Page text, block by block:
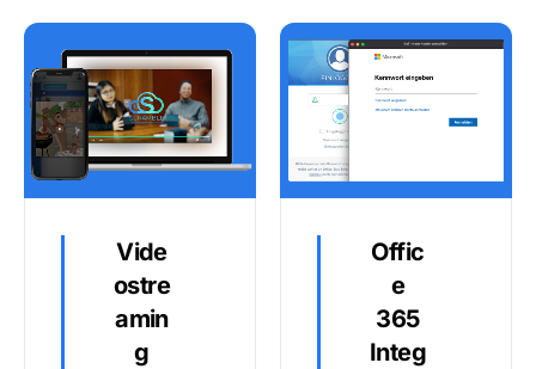
Vide
ostre
amin
g
Offic
e
365
Integ